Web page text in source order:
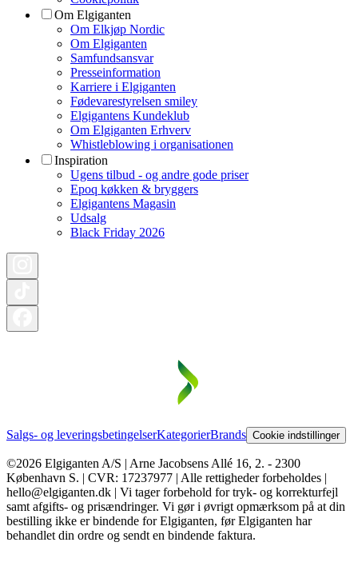
Om Elgiganten
Om Elkjøp Nordic
Om Elgiganten
Samfundsansvar
Presseinformation
Karriere i Elgiganten
Fødevarestyrelsen smiley
Elgigantens Kundeklub
Om Elgiganten Erhverv
Whistleblowing i organisationen
Inspiration
Ugens tilbud - og andre gode priser
Epoq køkken & bryggers
Elgigantens Magasin
Udsalg
Black Friday 2026
Salgs- og leveringsbetingelserKategorierBrands Cookie indstillinger
©2026 Elgiganten A/S | Arne Jacobsens Allé 16, 2. - 2300
København S. | CVR: 17237977 | Alle rettigheder forbeholdes |
hello@elgiganten.dk | Vi tager forbehold for tryk- og korrekturfejl
samt afgifts- og prisændringer. Vi gør i øvrigt opmærksom på at din
bestilling ikke er bindende for Elgiganten, før Elgiganten har
behandlet din ordre og sendt en bindende faktura.